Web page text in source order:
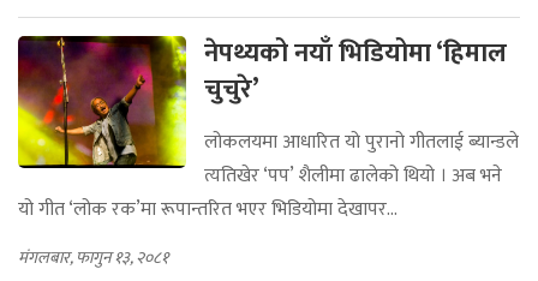
नेपथ्यको नयाँ भिडियोमा ‘हिमाल
चुचुरे’
लोकलयमा आधारित यो पुरानो गीतलाई ब्यान्डले
त्यतिखेर ‘पप’ शैलीमा ढालेको थियो । अब भने
यो गीत ‘लोक रक’मा रूपान्तरित भएर भिडियोमा देखापर...
मंगलबार, फागुन १३, २०८१